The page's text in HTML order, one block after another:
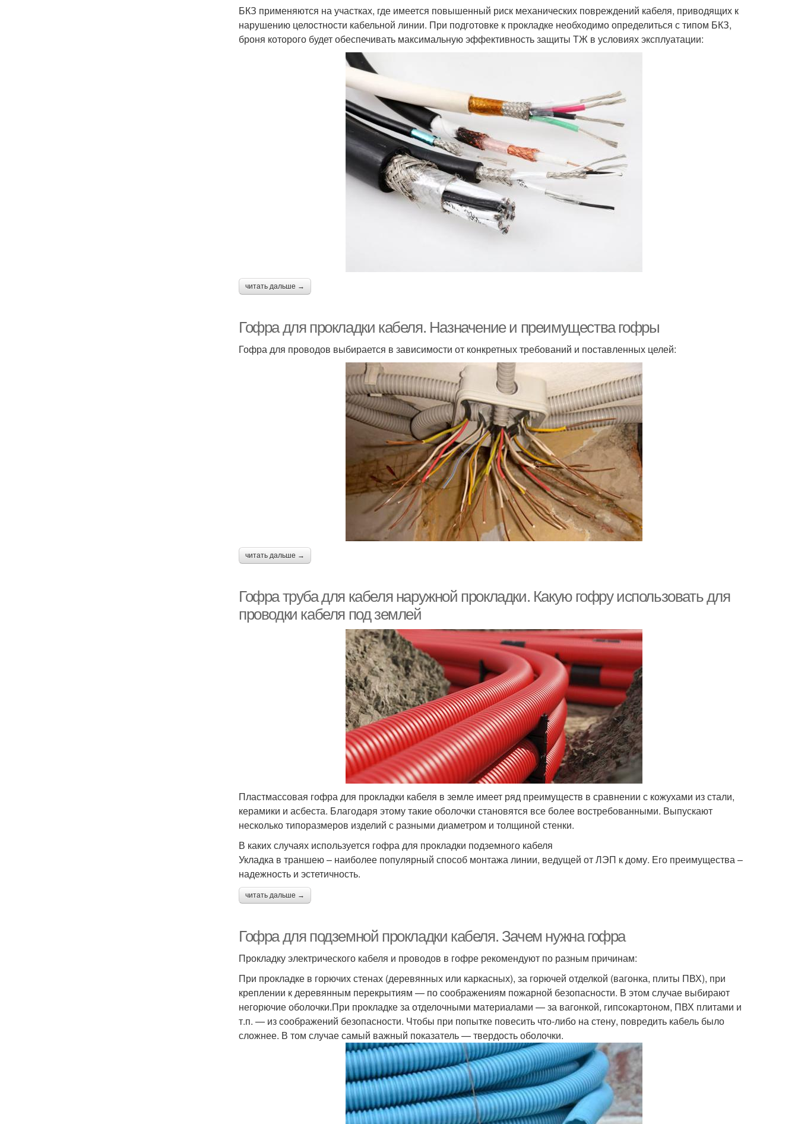
БКЗ применяются на участках, где имеется повышенный риск механических повреждений кабеля, приводящих к
нарушению целостности кабельной линии. При подготовке к прокладке необходимо определиться с типом БКЗ,
броня которого будет обеспечивать максимальную эффективность защиты ТЖ в условиях эксплуатации:
читать дальше →
Гофра для прокладки кабеля. Назначение и преимущества гофры
Гофра для проводов выбирается в зависимости от конкретных требований и поставленных целей:
читать дальше →
Гофра труба для кабеля наружной прокладки. Какую гофру использовать для
проводки кабеля под землей
Пластмассовая гофра для прокладки кабеля в земле имеет ряд преимуществ в сравнении с кожухами из стали,
керамики и асбеста. Благодаря этому такие оболочки становятся все более востребованными. Выпускают
несколько типоразмеров изделий с разными диаметром и толщиной стенки.
В каких случаях используется гофра для прокладки подземного кабеля
Укладка в траншею – наиболее популярный способ монтажа линии, ведущей от ЛЭП к дому. Его преимущества –
надежность и эстетичность.
читать дальше →
Гофра для подземной прокладки кабеля. Зачем нужна гофра
Прокладку электрического кабеля и проводов в гофре рекомендуют по разным причинам:
При прокладке в горючих стенах (деревянных или каркасных), за горючей отделкой (вагонка, плиты ПВХ), при
креплении к деревянным перекрытиям — по соображениям пожарной безопасности. В этом случае выбирают
негорючие оболочки.При прокладке за отделочными материалами — за вагонкой, гипсокартоном, ПВХ плитами и
т.п. — из соображений безопасности. Чтобы при попытке повесить что-либо на стену, повредить кабель было
сложнее. В том случае самый важный показатель — твердость оболочки.